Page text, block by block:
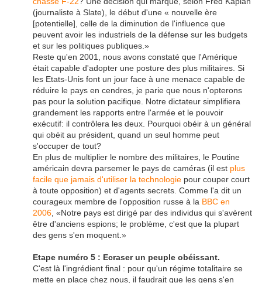
(journaliste à Slate), le début d'une « nouvelle ère
[potentielle], celle de la diminution de l'influence que
peuvent avoir les industriels de la défense sur les budgets
et sur les politiques publiques.»
Reste qu'en 2001, nous avons constaté que l'Amérique
était capable d'adopter une posture des plus militaires. Si
les Etats-Unis font un jour face à une menace capable de
réduire le pays en cendres, je parie que nous n'opterons
pas pour la solution pacifique. Notre dictateur simplifiera
grandement les rapports entre l'armée et le pouvoir
exécutif: il contrôlera les deux. Pourquoi obéir à un général
qui obéit au président, quand un seul homme peut
s'occuper de tout?
En plus de multiplier le nombre des militaires, le Poutine
américain devra parsemer le pays de caméras (il est plus
facile que jamais d'utiliser la technologie pour couper court
à toute opposition) et d'agents secrets. Comme l'a dit un
courageux membre de l'opposition russe à la BBC en
2006 , «Notre pays est dirigé par des individus qui s'avèrent
être d'anciens espions; le problème, c'est que la plupart
des gens s'en moquent.»
Etape numéro 5 : Ecraser un peuple obéissant.
C'est là l'ingrédient final : pour qu'un régime totalitaire se
mette en place chez nous, il faudrait que les gens s'en